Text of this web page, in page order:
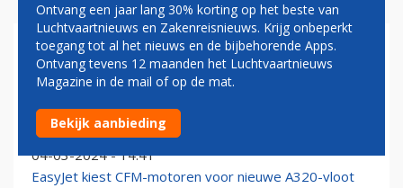
CFM INTERNATIOAL
Vietnam Airlines volgende in lange rij met Pratt &
Whitney-issues
04-03-2024 - 14:41
EasyJet kiest CFM-motoren voor nieuwe A320-vloot
Ontvang een jaar lang 30% korting op het beste van
Luchtvaartnieuws en Zakenreisnieuws. Krijg onbeperkt
toegang tot al het nieuws en de bijbehorende Apps.
Ontvang tevens 12 maanden het Luchtvaartnieuws
Magazine in de mail of op de mat.
Bekijk aanbieding